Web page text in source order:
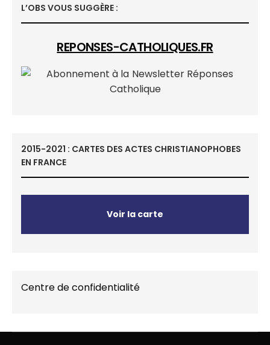
L’OBS VOUS SUGGÈRE :
REPONSES-CATHOLIQUES.FR
2015-2021 : CARTES DES ACTES CHRISTIANOPHOBES
EN FRANCE
Voir la carte
Centre de confidentialité